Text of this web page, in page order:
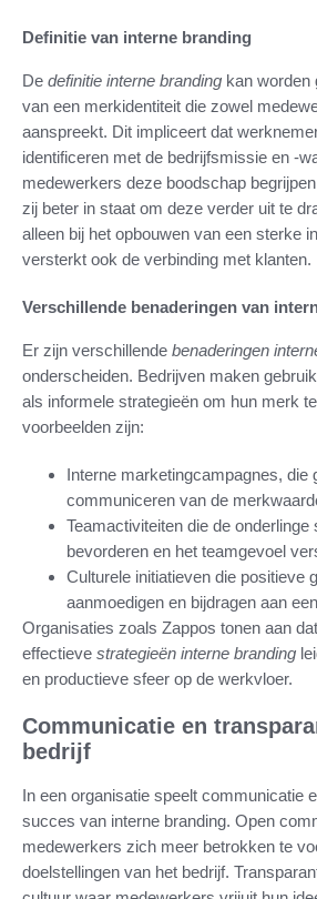
Definitie van interne branding
De definitie interne branding kan worden
van een merkidentiteit die zowel
aanspreekt. Dit impliceert dat
identificeren met de bedrijfsmissie en -
medewerkers deze boodschap
zij beter in staat om deze verder uit te
alleen bij het opbouwen van een sterke
versterkt ook de verbinding met klanten.
Verschillende benaderingen van
Er zijn verschillende benaderingen
onderscheiden. Bedrijven maken
als informele strategieën om hun merk
voorbeelden zijn:
Interne marketingcampagnes, die
communiceren van de
Teamactiviteiten die de
bevorderen en het teamgevoel
Culturele initiatieven die positieve
aanmoedigen en bijdragen aan
Organisaties zoals Zappos tonen aan
effectieve strategieën interne branding
en productieve sfeer op de werkvloer.
Communicatie en
bedrijf
In een organisatie speelt communicatie
succes van interne branding. Open
medewerkers zich meer betrokken te
doelstellingen van het bedrijf.